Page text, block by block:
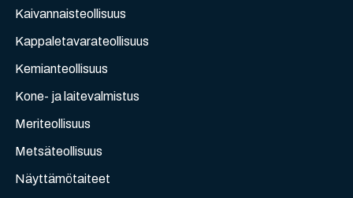
Kaivannaisteollisuus
Kappaletavarateollisuus
Kemianteollisuus
Kone- ja laitevalmistus
Meriteollisuus
Metsäteollisuus
Näyttämötaiteet